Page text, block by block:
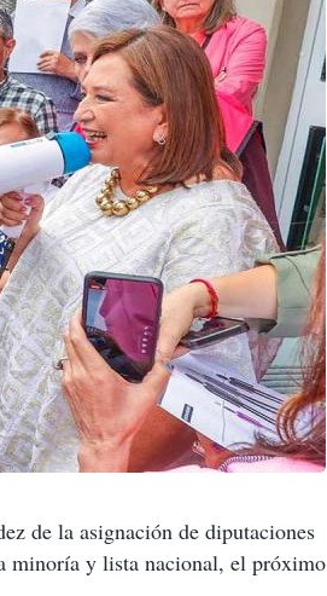
de la asignación de diputaciones
minoría y lista nacional, el próximo